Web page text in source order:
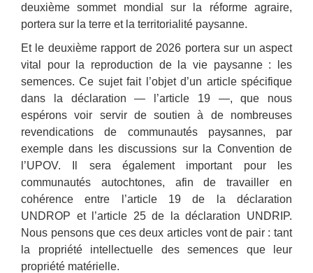
deuxième sommet mondial sur la réforme agraire,
portera sur la terre et la territorialité paysanne.
Et le deuxième rapport de 2026 portera sur un aspect
vital pour la reproduction de la vie paysanne : les
semences. Ce sujet fait l’objet d’un article spécifique
dans la déclaration — l’article 19 —, que nous
espérons voir servir de soutien à de nombreuses
revendications de communautés paysannes, par
exemple dans les discussions sur la Convention de
l’UPOV. Il sera également important pour les
communautés autochtones, afin de travailler en
cohérence entre l’article 19 de la déclaration
UNDROP et l’article 25 de la déclaration UNDRIP.
Nous pensons que ces deux articles vont de pair : tant
la propriété intellectuelle des semences que leur
propriété matérielle.